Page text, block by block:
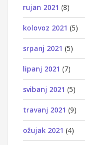
rujan 2021 (8)
kolovoz 2021 (5)
srpanj 2021 (5)
lipanj 2021 (7)
svibanj 2021 (5)
travanj 2021 (9)
ožujak 2021 (4)